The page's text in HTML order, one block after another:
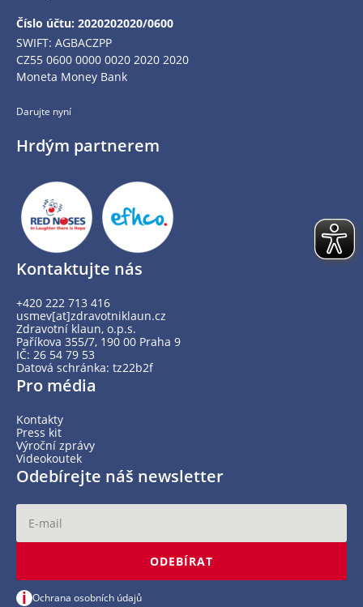
Číslo účtu: 2020202020/0600
SWIFT: AGBACZPP
CZ55 0600 0000 0020 2020 2020
Moneta Money Bank
Darujte nyní
Hrdým partnerem
Kontaktujte nás
+420 222 713 416
usmev[at]zdravotniklaun.cz
Zdravotní klaun, o.p.s.
Paříkova 355/7, 190 00 Praha 9
IČ: 26 54 79 53
Datová schránka: tz22b2f
Pro média
Kontakty
Press kit
Výroční zprávy
Videokoutek
Odebírejte náš newsletter
ODEBÍRAT
i Ochrana osobních údajů